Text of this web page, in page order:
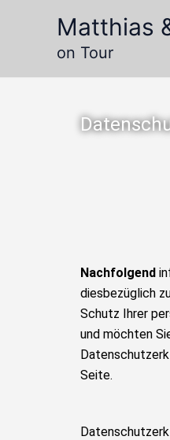
Matthias
on Tour
Nachfolgend
diesbezüglich
Schutz Ihrer
und möchten
Seite.